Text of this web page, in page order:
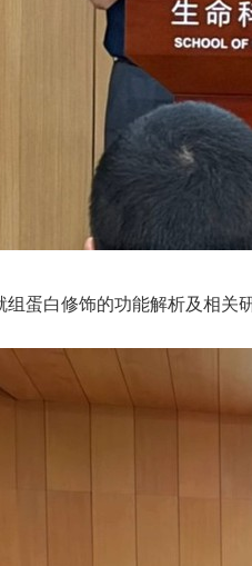
蛋白修饰的功能解析及相